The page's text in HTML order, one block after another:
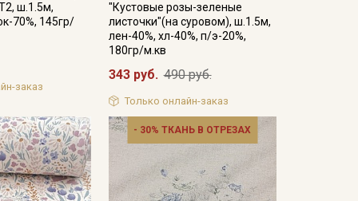
ш.1.5м,
70%, 145гр/
заказ
"Кустовые розы-зеленые
листочки"(на суровом), ш.1.5м,
лен-40%, хл-40%, п/э-20%,
180гр/м.кв
343 руб. 490 руб.
Только онлайн-заказ
- 30% ТКАНЬ В ОТРЕЗАХ